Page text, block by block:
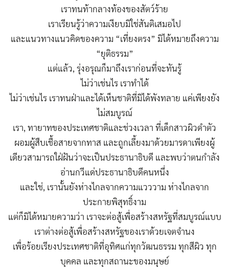
เราทนท้ากลางท้องของสัตว์ร้าย
เราเรียนรู้ว่าความเงียบมิใช่สันติเสมอไป
และแนวทางแนวคิดของความ “เที่ยงตรง” มิได้หมายถึงความ
“ยุติธรรม”
แต่แล้ว, รุ่งอรุณก็มาถึงเราก่อนที่จะทันรู้
ไม่ว่าเช่นไร เราทำได้
ไม่ว่าเช่นไร เราทนฝ่าและได้เห็นชาติที่มิได้พังทลาย แค่เพียงยัง
ไม่สมบูรณ์
เรา, ทายาทของประเทศชาติและช่วงเวลา ที่เด็กสาวผิวดำตัว
ผอมผู้สืบเชื้อสายจากทาส และถูกเลี้ยงมาด้วยมารดาเพียงผู้
เดียวสามารถใฝ่ฝันว่าจะเป็นประธานาธิบดี และพบว่าตนกำลัง
อ่านกวีแด่ประธานาธิบดีคนหนึ่ง
และใช่, เรานั้นยังห่างไกลจากความแวววาม ห่างไกลจาก
ประกายพิสุทธิ์งาม
แต่ก็มิได้หมายความว่า เราจะต่อสู้เพื่อสร้างสหรัฐที่สมบูรณ์แบบ
เราต่างต่อสู้เพื่อสร้างสหรัฐของเราด้วยเจตจำนง
เพื่อร้อยเรียงประเทศชาติที่อุทิศแก่ทุกวัฒนธรรม ทุกสีผิว ทุก
บุคคล และทุกสถานะของมนุษย์